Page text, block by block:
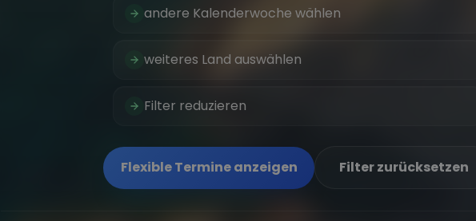
andere Kalenderwoche wählen
weiteres Land auswählen
Filter reduzieren
Flexible Termine anzeigen Filter zurücksetzen